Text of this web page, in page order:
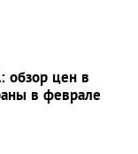
обзор цен в
в феврале